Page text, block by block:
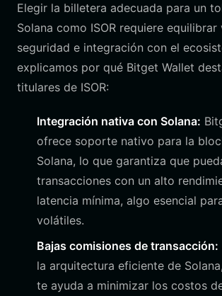
Elegir la billetera adecuada para un
Solana como ISOR requiere equilibrar
seguridad e integración con el
explicamos por qué Bitget Wallet
titulares de ISOR:
Integración nativa con Solana:
ofrece soporte nativo para la
Solana, lo que garantiza que
transacciones con un alto
latencia mínima, algo esencial
volátiles.
Bajas comisiones de transacción:
la arquitectura eficiente de
te ayuda a minimizar los costos